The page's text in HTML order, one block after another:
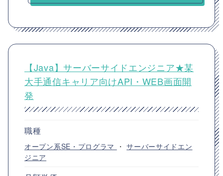
【Java】サーバーサイドエンジニア★某
大手通信キャリア向けAPI・WEB画面開
発
職種
オープン系SE・プログラマ ・サーバーサイドエン
ジニア